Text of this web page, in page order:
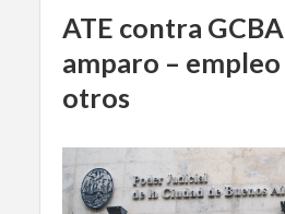
ATE contra
amparo –
otros